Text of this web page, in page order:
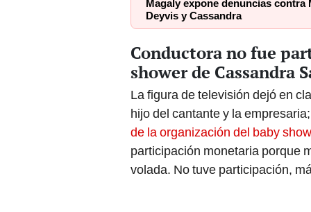
Magaly expone denuncias contra
Deyvis y Cassandra
Conductora no fue
shower de Cassandra
La figura de televisión dejó en
hijo del cantante y la
de la organización del baby
participación monetaria porque
volada. No tuve participación,